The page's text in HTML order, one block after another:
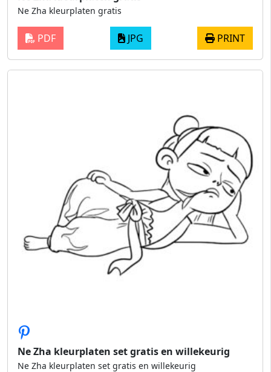
Ne Zha kleurplaten gratis
PDF JPG PRINT
Ne Zha kleurplaten set gratis en willekeurig
Ne Zha kleurplaten set gratis en willekeurig